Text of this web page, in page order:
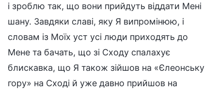
і зроблю так, що вони прийдуть віддати Мені
шану. Завдяки славі, яку Я випромінюю, і
словам із Моїх уст усі люди приходять до
Мене та бачать, що зі Сходу спалахує
блискавка, що Я також зійшов на «Єлеонську
гору» на Сході й уже давно прийшов на